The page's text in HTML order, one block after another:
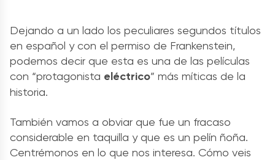
Dejando a un lado los peculiares segundos títulos
en español y con el permiso de Frankenstein,
podemos decir que esta es una de las películas
con “protagonista eléctrico” más míticas de la
historia.
También vamos a obviar que fue un fracaso
considerable en taquilla y que es un pelín ñoña.
Centrémonos en lo que nos interesa. Cómo veis